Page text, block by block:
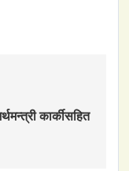
कार्कीसहित